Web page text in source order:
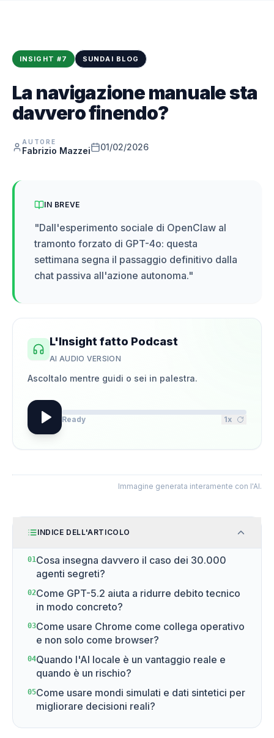
INSIGHT #7 SUNDAI BLOG
La navigazione manuale sta
davvero finendo?
AUTORE
Fabrizio Mazzei 01/02/2026
Immagine generata interamente con l'AI.
IN BREVE
"Dall'esperimento sociale di OpenClaw al
tramonto forzato di GPT-4o: questa
settimana segna il passaggio definitivo dalla
chat passiva all'azione autonoma."
L'Insight fatto Podcast
AI AUDIO VERSION
Ascoltalo mentre guidi o sei in palestra.
Ready 1x
INDICE DELL'ARTICOLO
01Cosa insegna davvero il caso dei 30.000
agenti segreti?
02Come GPT-5.2 aiuta a ridurre debito tecnico
in modo concreto?
03Come usare Chrome come collega operativo
e non solo come browser?
04Quando l'AI locale è un vantaggio reale e
quando è un rischio?
05Come usare mondi simulati e dati sintetici per
migliorare decisioni reali?